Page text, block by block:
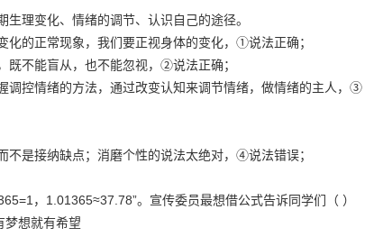
生理变化、情绪的调节、认识自己的途径。
的正常现象，我们要正视身体的变化，①说法正确；
不能盲从，也不能忽视，②说法正确；
调控情绪的方法，通过改变认知来调节情绪，做情绪的主人，③
是接纳缺点；消磨个性的说法太绝对，④说法错误；
，1.01365≈37.78”。宣传委员最想借公式告诉同学们（ ）
梦想就有希望